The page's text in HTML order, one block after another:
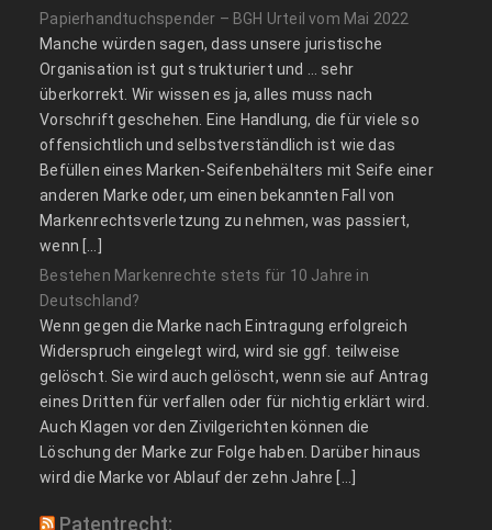
Papierhandtuchspender – BGH Urteil vom Mai 2022
Manche würden sagen, dass unsere juristische
Organisation ist gut strukturiert und … sehr
überkorrekt. Wir wissen es ja, alles muss nach
Vorschrift geschehen. Eine Handlung, die für viele so
offensichtlich und selbstverständlich ist wie das
Befüllen eines Marken-Seifenbehälters mit Seife einer
anderen Marke oder, um einen bekannten Fall von
Markenrechtsverletzung zu nehmen, was passiert,
wenn […]
Bestehen Markenrechte stets für 10 Jahre in
Deutschland?
Wenn gegen die Marke nach Eintragung erfolgreich
Widerspruch eingelegt wird, wird sie ggf. teilweise
gelöscht. Sie wird auch gelöscht, wenn sie auf Antrag
eines Dritten für verfallen oder für nichtig erklärt wird.
Auch Klagen vor den Zivilgerichten können die
Löschung der Marke zur Folge haben. Darüber hinaus
wird die Marke vor Ablauf der zehn Jahre […]
Patentrecht: